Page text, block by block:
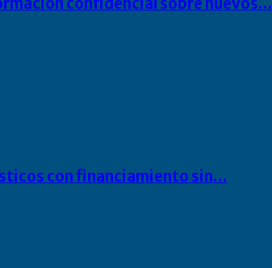
con financiamiento sin…